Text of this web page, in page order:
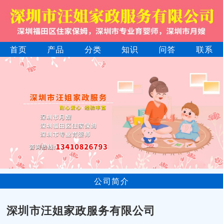
首页 产品 分类 知识 问答 联系
公司简介
深圳市汪姐家政服务有限公司